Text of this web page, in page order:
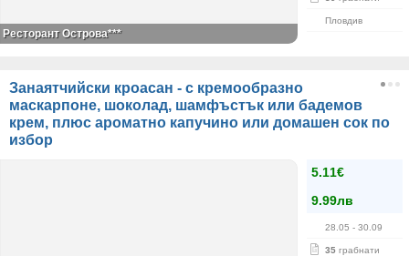
Пловдив
Ресторант Острова***
Занаятчийски кроасан - с кремообразно
маскарпоне, шоколад, шамфъстък или бадемов
крем, плюс ароматно капучино или домашен сок по
избор
5.11€
9.99лв
28.05 - 30.09
35 грабнати